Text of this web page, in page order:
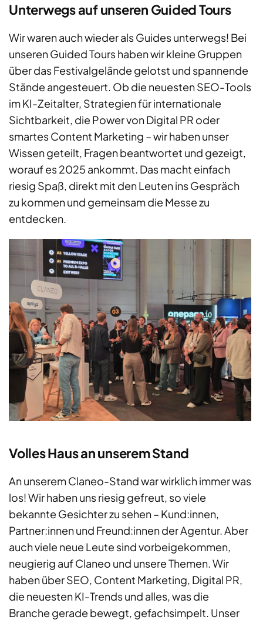
Unterwegs auf unseren Guided Tours
Wir waren auch wieder als Guides unterwegs! Bei
unseren Guided Tours haben wir kleine Gruppen
über das Festivalgelände gelotst und spannende
Stände angesteuert. Ob die neuesten SEO-Tools
im KI-Zeitalter, Strategien für internationale
Sichtbarkeit, die Power von Digital PR oder
smartes Content Marketing – wir haben unser
Wissen geteilt, Fragen beantwortet und gezeigt,
worauf es 2025 ankommt. Das macht einfach
riesig Spaß, direkt mit den Leuten ins Gespräch
zu kommen und gemeinsam die Messe zu
entdecken.
Volles Haus an unserem Stand
An unserem Claneo-Stand war wirklich immer was
los! Wir haben uns riesig gefreut, so viele
bekannte Gesichter zu sehen – Kund:innen,
Partner:innen und Freund:innen der Agentur. Aber
auch viele neue Leute sind vorbeigekommen,
neugierig auf Claneo und unsere Themen. Wir
haben über SEO, Content Marketing, Digital PR,
die neuesten KI-Trends und alles, was die
Branche gerade bewegt, gefachsimpelt. Unser